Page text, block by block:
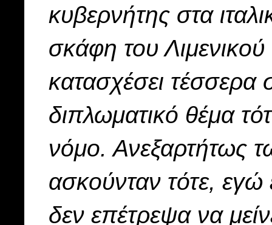
κυβερνήτης στα
σκάφη του
κατασχέσει τέσσερα
διπλωματικό θέμα
νόμο. Ανεξαρτήτως
ασκούνταν τότε, εγώ
δεν επέτρεψα να